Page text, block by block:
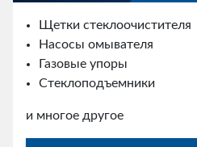
Щетки стеклоочистителя
Насосы омывателя
Газовые упоры
Стеклоподъемники
и многое другое